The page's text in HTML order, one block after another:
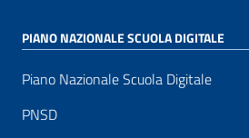
PIANO NAZIONALE SCUOLA DIGITALE
Piano Nazionale Scuola Digitale
PNSD